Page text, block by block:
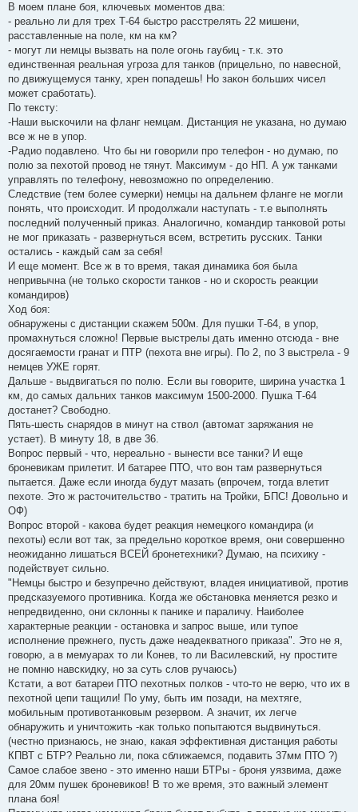
В моем плане боя, ключевых моментов два:
- реально ли для трех Т-64 быстро расстрелять 22 мишени,
расставленные на поле, км на км?
- могут ли немцы вызвать на поле огонь гаубиц - т.к. это
единственная реальная угроза для танков (прицельно, по навесной,
по движущемуся танку, хрен попадешь! Но закон больших чисел
может сработать).
По тексту:
-Наши выскочили на фланг немцам. Дистанция не указана, но думаю
все ж не в упор.
-Радио подавлено. Что бы ни говорили про телефон - но думаю, по
полю за пехотой провод не тянут. Максимум - до НП. А уж танками
управлять по телефону, невозможно по определению.
Следствие (тем более сумерки) немцы на дальнем фланге не могли
понять, что происходит. И продолжали наступать - т.е выполнять
последний полученный приказ. Аналогично, командир танковой роты
не мог приказать - развернуться всем, встретить русских. Танки
остались - каждый сам за себя!
И еще момент. Все ж в то время, такая динамика боя была
непривычна (не только скорости танков - но и скорость реакции
командиров)
Ход боя:
обнаружены с дистанции скажем 500м. Для пушки Т-64, в упор,
промахнуться сложно! Первые выстрелы дать именно отсюда - вне
досягаемости гранат и ПТР (пехота вне игры). По 2, по 3 выстрела - 9
немцев УЖЕ горят.
Дальше - выдвигаться по полю. Если вы говорите, ширина участка 1
км, до самых дальних танков максимум 1500-2000. Пушка Т-64
достанет? Свободно.
Пять-шесть снарядов в минут на ствол (автомат заряжания не
устает). В минуту 18, в две 36.
Вопрос первый - что, нереально - вынести все танки? И еще
броневикам прилетит. И батарее ПТО, что вон там развернуться
пытается. Даже если иногда будут мазать (впрочем, тогда влетит
пехоте. Это ж расточительство - тратить на Тройки, БПС! Довольно и
ОФ)
Вопрос второй - какова будет реакция немецкого командира (и
пехоты) если вот так, за предельно короткое время, они совершенно
неожиданно лишаться ВСЕЙ бронетехники? Думаю, на психику -
подействует сильно.
"Немцы быстро и безупречно действуют, владея инициативой, против
предсказуемого противника. Когда же обстановка меняется резко и
непредвиденно, они склонны к панике и параличу. Наиболее
характерные реакции - остановка и запрос выше, или тупое
исполнение прежнего, пусть даже неадекватного приказа". Это не я,
говорю, а в мемуарах то ли Конев, то ли Василевский, ну простите
не помню навскидку, но за суть слов ручаюсь)
Кстати, а вот батареи ПТО пехотных полков - что-то не верю, что их в
пехотной цепи тащили! По уму, быть им позади, на мехтяге,
мобильным противотанковым резервом. А значит, их легче
обнаружить и уничтожить -как только попытаются выдвинуться.
(честно признаюсь, не знаю, какая эффективная дистанция работы
КПВТ с БТР? Реально ли, пока сближаемся, подавить 37мм ПТО ?)
Самое слабое звено - это именно наши БТРы - броня уязвима, даже
для 20мм пушек броневиков! В то же время, это важный элемент
плана боя!